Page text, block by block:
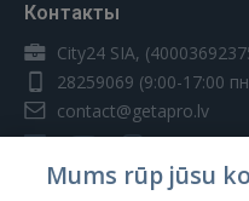
Контакты
City24 SIA,
28259069 (9:00-17:00
contact@getapro.lv
Mums rūp jūsu